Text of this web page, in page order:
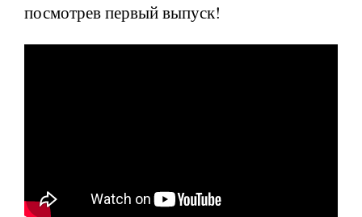
посмотрев первый выпуск!